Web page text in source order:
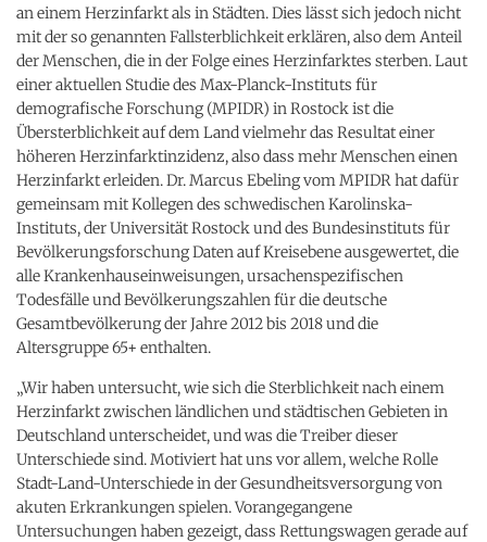
an einem Herzinfarkt als in Städten. Dies lässt sich jedoch nicht
mit der so genannten Fallsterblichkeit erklären, also dem Anteil
der Menschen, die in der Folge eines Herzinfarktes sterben. Laut
einer aktuellen Studie des Max-Planck-Instituts für
demografische Forschung (MPIDR) in Rostock ist die
Übersterblichkeit auf dem Land vielmehr das Resultat einer
höheren Herzinfarktinzidenz, also dass mehr Menschen einen
Herzinfarkt erleiden. Dr. Marcus Ebeling vom MPIDR hat dafür
gemeinsam mit Kollegen des schwedischen Karolinska-
Instituts, der Universität Rostock und des Bundesinstituts für
Bevölkerungsforschung Daten auf Kreisebene ausgewertet, die
alle Krankenhauseinweisungen, ursachenspezifischen
Todesfälle und Bevölkerungszahlen für die deutsche
Gesamtbevölkerung der Jahre 2012 bis 2018 und die
Altersgruppe 65+ enthalten.
„Wir haben untersucht, wie sich die Sterblichkeit nach einem
Herzinfarkt zwischen ländlichen und städtischen Gebieten in
Deutschland unterscheidet, und was die Treiber dieser
Unterschiede sind. Motiviert hat uns vor allem, welche Rolle
Stadt-Land-Unterschiede in der Gesundheitsversorgung von
akuten Erkrankungen spielen. Vorangegangene
Untersuchungen haben gezeigt, dass Rettungswagen gerade auf